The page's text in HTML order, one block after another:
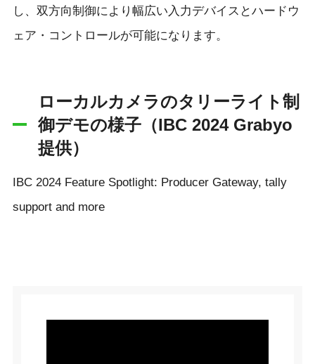
し、双方向制御により幅広い入力デバイスとハードウ
ェア・コントロールが可能になります。
ローカルカメラのタリーライト制
御デモの様子（IBC 2024 Grabyo
提供）
IBC 2024 Feature Spotlight: Producer Gateway, tally
support and more